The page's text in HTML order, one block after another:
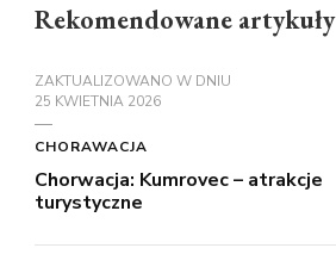
Rekomendowane artykuły
ZAKTUALIZOWANO W DNIU
25 KWIETNIA 2026
CHORAWACJA
Chorwacja: Kumrovec – atrakcje
turystyczne